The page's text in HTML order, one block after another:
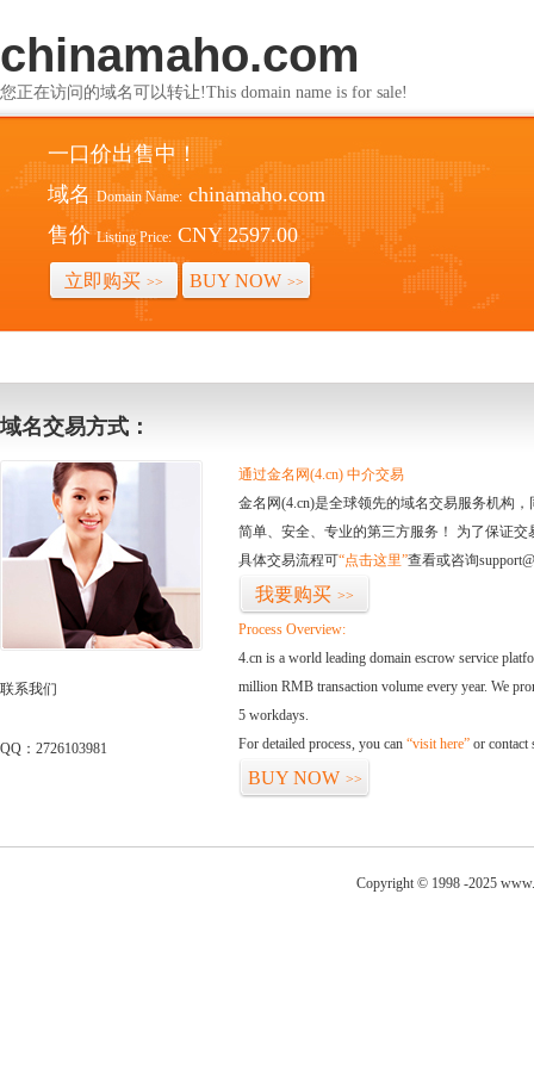
chinamaho.com
您正在访问的域名可以转让!This domain name is for sale!
一口价出售中！
域名 Domain Name: chinamaho.com
售价 Listing Price: CNY 2597.00
立即购买 >> BUY NOW >>
域名交易方式：
联系我们
QQ：2726103981
通过金名网(4.cn) 中介交易
金名网(4.cn)是全球领先的域名交易服务机构
简单、安全、专业的第三方服务！ 为了保证
具体交易流程可“点击这里”查看或咨询
我要购买 >>
Process Overview:
4.cn is a world leading domain escrow service
million RMB transaction volume every year. We
5 workdays.
For detailed process, you can “visit here” or contact
BUY NOW >>
Copyright © 1998 -2025